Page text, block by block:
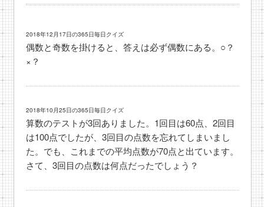
2018年12月17日の365日毎日クイズ
偶数と奇数を掛けると、答えは必ず偶数にある。○？
×？
2018年10月25日の365日毎日クイズ
算数のテストが3回ありました。1回目は60点、2回目
は100点でしたが、3回目の点数を忘れてしまいまし
た。でも、これまでの平均点数が70点と出ています。
さて、3回目の点数は何点だったでしょう？